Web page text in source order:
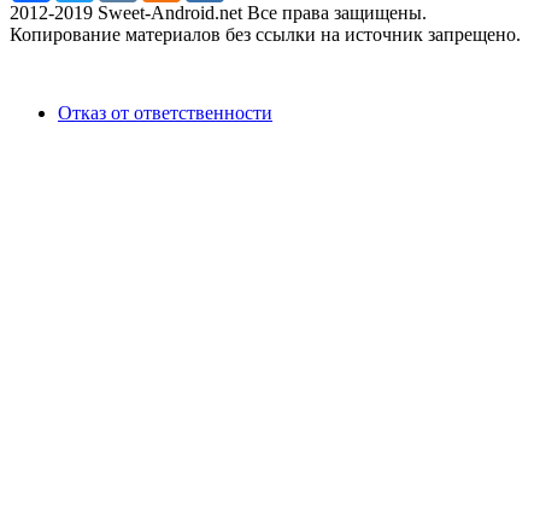
2012-2019 Sweet-Android.net Все права защищены.
Копирование материалов без ссылки на источник запрещено.
Отказ от ответственности